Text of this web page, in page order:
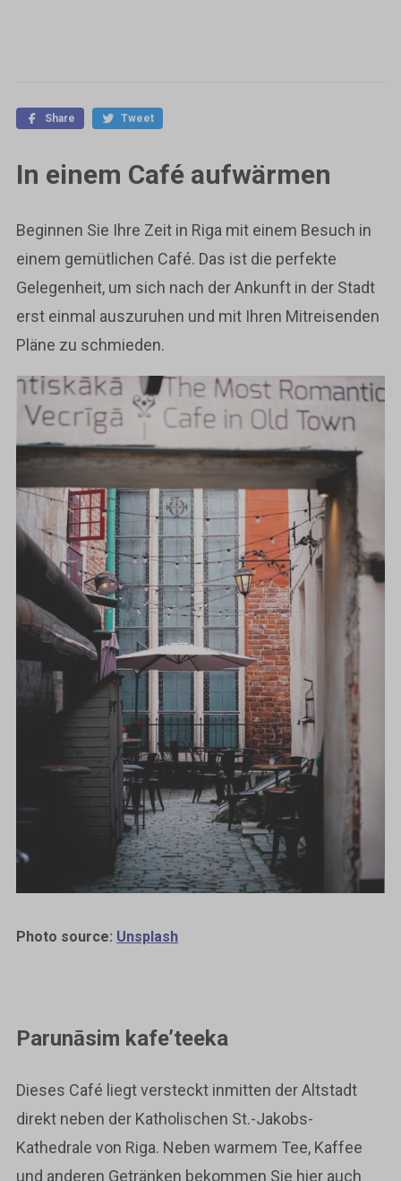
Share Tweet
In einem Café aufwärmen
Beginnen Sie Ihre Zeit in Riga mit einem Besuch in
einem gemütlichen Café. Das ist die perfekte
Gelegenheit, um sich nach der Ankunft in der Stadt
erst einmal auszuruhen und mit Ihren Mitreisenden
Pläne zu schmieden.
Photo source: Unsplash
Parunāsim kafe’teeka
Dieses Café liegt versteckt inmitten der Altstadt
direkt neben der Katholischen St.-Jakobs-
Kathedrale von Riga. Neben warmem Tee, Kaffee
und anderen Getränken bekommen Sie hier auch